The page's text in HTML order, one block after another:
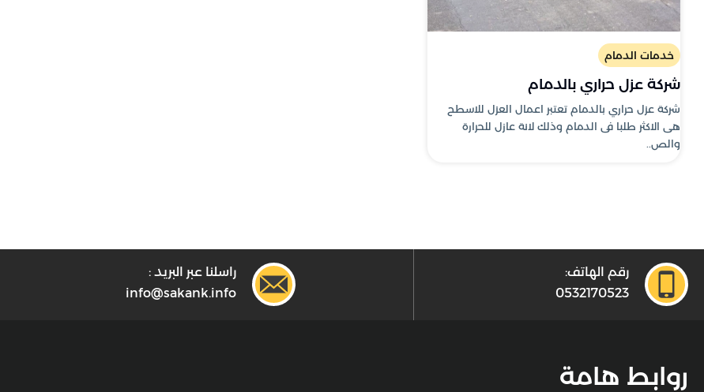
خدمات الدمام
شركة عزل حراري بالدمام
شركة عزل حراري بالدمام تعتبر اعمال العزل للاسطح
هى الاكثر طلبا فى الدمام وذلك لانة عازل للحرارة
والص..
رقم الهاتف:
0532170523
راسلنا عبر البريد :
info@sakank.info
روابط هامة